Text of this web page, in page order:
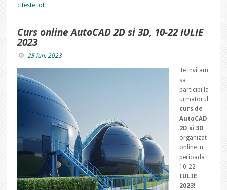
citeste tot
Curs online AutoCAD 2D si 3D, 10-22 IULIE
2023
25 iun. 2023
Te invitam
sa
participi la
urmatorul
curs de
AutoCAD
2D si 3D
organizat
online in
perioada
10-22
IULIE
2023!